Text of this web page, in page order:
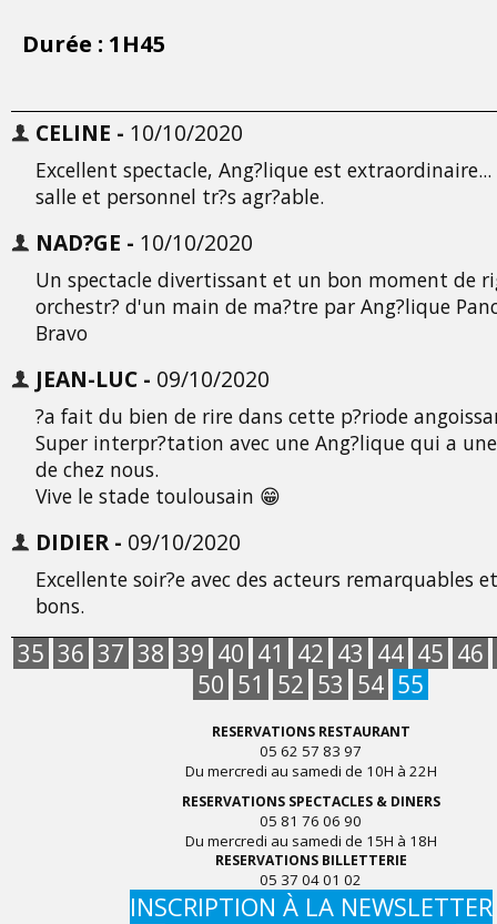
Durée : 1H45
CELINE - 10/10/2020
Excellent spectacle, Ang?lique est
salle et personnel tr?s agr?able.
NAD?GE - 10/10/2020
Un spectacle divertissant et un bon moment de
orchestr? d'un main de ma?tre par Ang?lique
Bravo
JEAN-LUC - 09/10/2020
?a fait du bien de rire dans cette p?riode
Super interpr?tation avec une Ang?lique qui a
de chez nous.
Vive le stade toulousain 😁
DIDIER - 09/10/2020
Excellente soir?e avec des acteurs remarquables
bons.
35 36 37 38 39 40 41 42 43 44 45 46
50 51 52 53 54 55
RESERVATIONS RESTAURANT
05 62 57 83 97
Du mercredi au samedi de 10H à 22H
RESERVATIONS SPECTACLES & DINERS
05 81 76 06 90
Du mercredi au samedi de 15H à 18H
RESERVATIONS BILLETTERIE
05 37 04 01 02
INSCRIPTION À LA NEWSLETTER